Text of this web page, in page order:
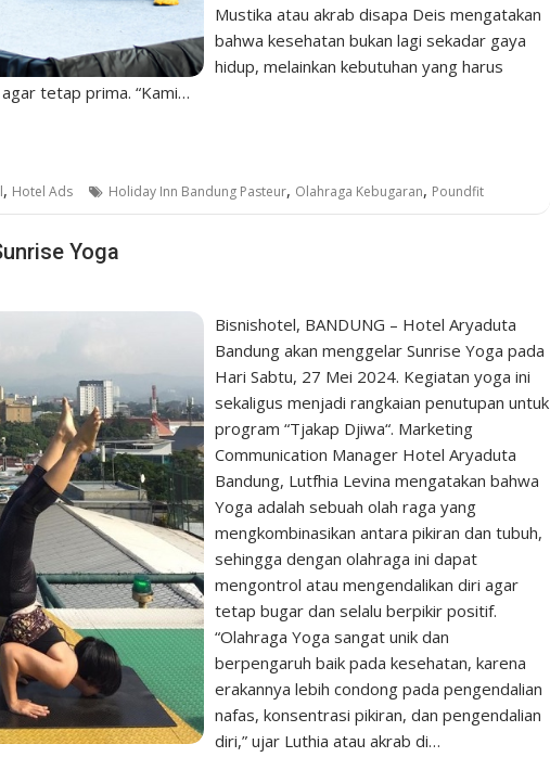
Mustika atau akrab disapa Deis mengatakan
bahwa kesehatan bukan lagi sekadar gaya
hidup, melainkan kebutuhan yang harus
tetap prima. “Kami…
, Hotel Ads Holiday Inn Bandung Pasteur, Olahraga Kebugaran, Poundfit
Yoga
Bisnishotel, BANDUNG – Hotel Aryaduta
Bandung akan menggelar Sunrise Yoga pada
Hari Sabtu, 27 Mei 2024. Kegiatan yoga ini
sekaligus menjadi rangkaian penutupan untuk
program “Tjakap Djiwa“. Marketing
Communication Manager Hotel Aryaduta
Bandung, Lutfhia Levina mengatakan bahwa
Yoga adalah sebuah olah raga yang
mengkombinasikan antara pikiran dan tubuh,
sehingga dengan olahraga ini dapat
mengontrol atau mengendalikan diri agar
tetap bugar dan selalu berpikir positif.
“Olahraga Yoga sangat unik dan
berpengaruh baik pada kesehatan, karena
erakannya lebih condong pada pengendalian
nafas, konsentrasi pikiran, dan pengendalian
diri,” ujar Luthia atau akrab di…